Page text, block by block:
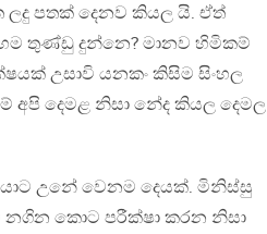
පතක් දෙනව කියල යි. ඒත්
තුණ්ඩු දුන්නෙ? මානව හිමිකම්
උසාවි යනකං කිසිම සිංහල
අපි දෙමළ නිසා නේද කියල දෙමල
උනේ වෙනම දෙයක්. මිනිස්සු
කොට පරීක්ෂා කරන නිසා